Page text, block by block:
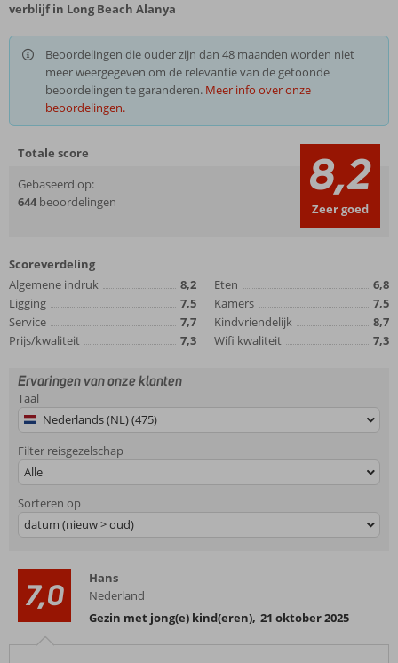
verblijf in Long Beach Alanya
Beoordelingen die ouder zijn dan 48 maanden worden niet
meer weergegeven om de relevantie van de getoonde
beoordelingen te garanderen. Meer info over onze
beoordelingen.
Totale score
Gebaseerd op:
644 beoordelingen 8,2
Zeer goed
Scoreverdeling
Algemene indruk
8,2
Ligging
7,5
Service
7,7
Prijs/kwaliteit
7,3
Eten
6,8
Kamers
7,5
Kindvriendelijk
8,7
Wifi kwaliteit
7,3
Ervaringen van onze klanten
Taal
Nederlands (NL) (475)
Filter reisgezelschap
Alle
Sorteren op
datum (nieuw > oud)
7,0
Hans
Nederland
Gezin met jong(e) kind(eren), 21 oktober 2025